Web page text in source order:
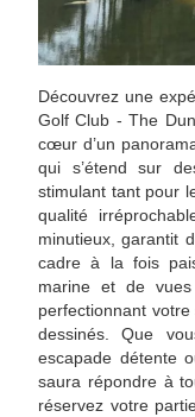
Découvrez une
Golf Club - The
cœur d’un
qui s’étend sur
stimulant tant pour
qualité
minutieux, garantit
cadre à la fois
marine et de
perfectionnant
dessinés. Que
escapade détente
saura répondre à
réservez votre